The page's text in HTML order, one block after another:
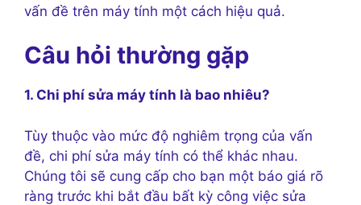
vấn đề trên máy tính một cách hiệu quả.
Câu hỏi thường gặp
1. Chi phí sửa máy tính là bao nhiêu?
Tùy thuộc vào mức độ nghiêm trọng của vấn
đề, chi phí sửa máy tính có thể khác nhau.
Chúng tôi sẽ cung cấp cho bạn một báo giá rõ
ràng trước khi bắt đầu bất kỳ công việc sửa